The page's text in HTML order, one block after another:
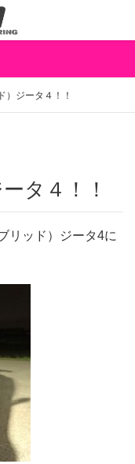
）ジータ４！！
タ４！！
リッド）ジータ4に